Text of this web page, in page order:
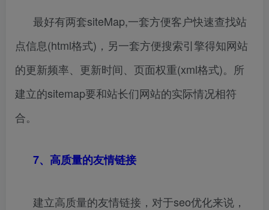
最好有两套siteMap,一套方便客户快速查找站
点信息(html格式)，另一套方便搜索引擎得知网站
的更新频率、更新时间、页面权重(xml格式)。所
建立的sitemap要和站长们网站的实际情况相符
合。
7、高质量的友情链接
建立高质量的友情链接，对于seo优化来说，